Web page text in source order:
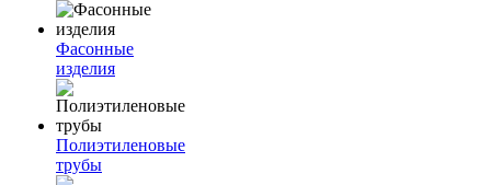
Фасонные
изделия
Полиэтиленовые
трубы